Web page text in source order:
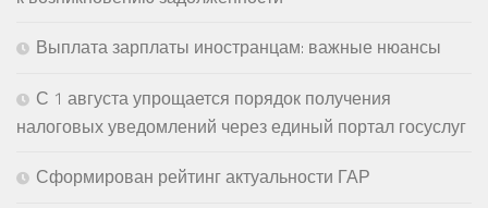
Выплата зарплаты иностранцам: важные нюансы
С 1 августа упрощается порядок получения
налоговых уведомлений через единый портал госуслуг
Сформирован рейтинг актуальности ГАР